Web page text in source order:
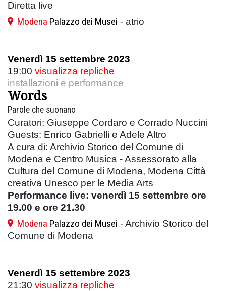
Diretta live
Modena Palazzo dei Musei - atrio
Venerdì 15 settembre 2023
19:00 visualizza repliche
installazioni e performance
Words
Parole che suonano
Curatori: Giuseppe Cordaro e Corrado Nuccini
Guests: Enrico Gabrielli e Adele Altro
A cura di: Archivio Storico del Comune di
Modena e Centro Musica - Assessorato alla
Cultura del Comune di Modena, Modena Città
creativa Unesco per le Media Arts
Performance live: venerdì 15 settembre ore
19.00 e ore 21.30
Modena Palazzo dei Musei - Archivio Storico del
Comune di Modena
Venerdì 15 settembre 2023
21:30 visualizza repliche